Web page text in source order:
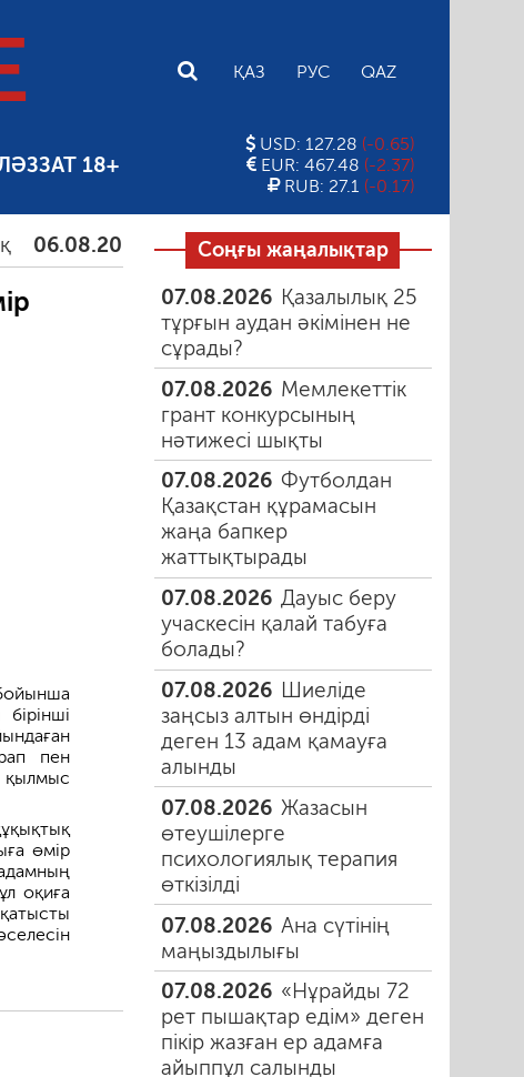
ҚАЗ РУС QAZ
18+
USD: 127.28 (-0.65)
EUR: 467.48 (-2.37)
RUB: 27.1 (-0.17)
Тамыздағы таңғы түтін 06.08.2026
пен
қылмыс
өмір
оқиға
Соңғы жаңалықтар
07.08.2026 Қазалылық 25
тұрғын аудан әкімінен не
сұрады?
07.08.2026 Мемлекеттік
грант конкурсының
нәтижесі шықты
07.08.2026 Футболдан
Қазақстан құрамасын
жаңа бапкер
жаттықтырады
07.08.2026 Дауыс беру
учаскесін қалай табуға
болады?
07.08.2026 Шиеліде
заңсыз алтын өндірді
деген 13 адам қамауға
алынды
07.08.2026 Жазасын
өтеушілерге
психологиялық терапия
өткізілді
07.08.2026 Ана сүтінің
маңыздылығы
07.08.2026 «Нұрайды 72
рет пышақтар едім» деген
пікір жазған ер адамға
айыппұл салынды